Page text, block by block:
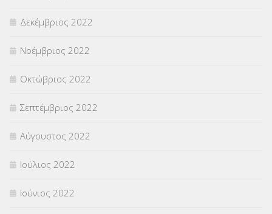
Δεκέμβριος 2022
Νοέμβριος 2022
Οκτώβριος 2022
Σεπτέμβριος 2022
Αύγουστος 2022
Ιούλιος 2022
Ιούνιος 2022